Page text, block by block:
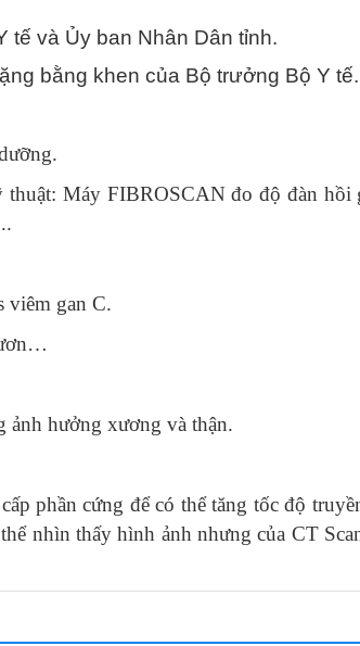
và Ủy ban Nhân Dân tỉnh.
bằng khen của Bộ trưởng Bộ Y tế.
Máy FIBROSCAN đo độ đàn hồi
gan C.
hưởng xương và thận.
cứng để có thể tăng tốc độ
nhìn thấy hình ảnh nhưng của CT